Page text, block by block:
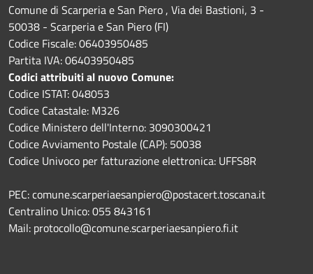
Comune di Scarperia e San Piero , Via dei Bastioni, 3 -
50038 - Scarperia e San Piero (FI)
Codice Fiscale: 06403950485
Partita IVA: 06403950485
Codici attribuiti al nuovo Comune:
Codice ISTAT: 048053
Codice Catastale: M326
Codice Ministero dell'Interno: 3090300421
Codice Avviamento Postale (CAP): 50038
Codice Univoco per fatturazione elettronica: UFFS8R
PEC: comune.scarperiaesanpiero@postacert.toscana.it
Centralino Unico: 055 843161
Mail: protocollo@comune.scarperiaesanpiero.fi.it